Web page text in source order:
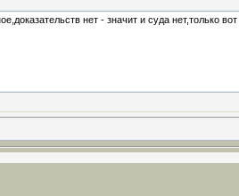
нет - значит и суда нет,только